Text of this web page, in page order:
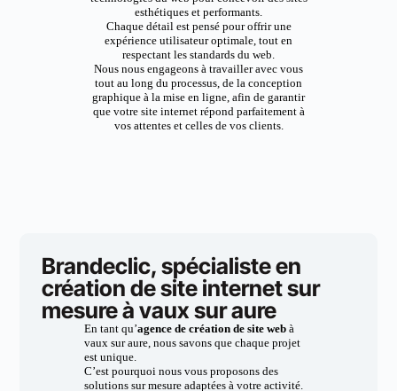
esthétiques et performants.
Chaque détail est pensé pour offrir une
expérience utilisateur optimale, tout en
respectant les standards du web.
Nous nous engageons à travailler avec vous
tout au long du processus, de la conception
graphique à la mise en ligne, afin de garantir
que votre site internet répond parfaitement à
vos attentes et celles de vos clients.
Brandeclic, spécialiste en
création de site internet sur
mesure à vaux sur aure
En tant qu’agence de création de site webà
vaux sur aure, nous savons que chaque projet
est unique.
C’est pourquoi nous vous proposons des
solutions sur mesure adaptées à votre activité.